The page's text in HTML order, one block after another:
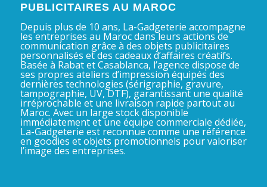
PUBLICITAIRES AU MAROC
Depuis plus de 10 ans, La-Gadgeterie accompagne
les entreprises au Maroc dans leurs actions de
communication grâce à des objets publicitaires
personnalisés et des cadeaux d’affaires créatifs.
Basée à Rabat et Casablanca, l’agence dispose de
ses propres ateliers d’impression équipés des
dernières technologies (sérigraphie, gravure,
tampographie, UV, DTF), garantissant une qualité
irréprochable et une livraison rapide partout au
Maroc. Avec un large stock disponible
immédiatement et une équipe commerciale dédiée,
La-Gadgeterie est reconnue comme une référence
en goodies et objets promotionnels pour valoriser
l’image des entreprises.